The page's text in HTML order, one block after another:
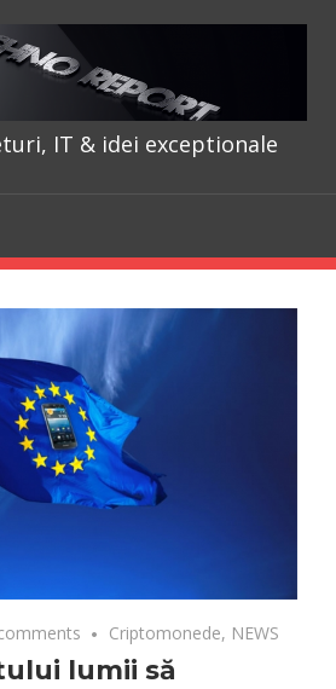
IT & idei exceptionale
Criptomonede, NEWS
lumii să